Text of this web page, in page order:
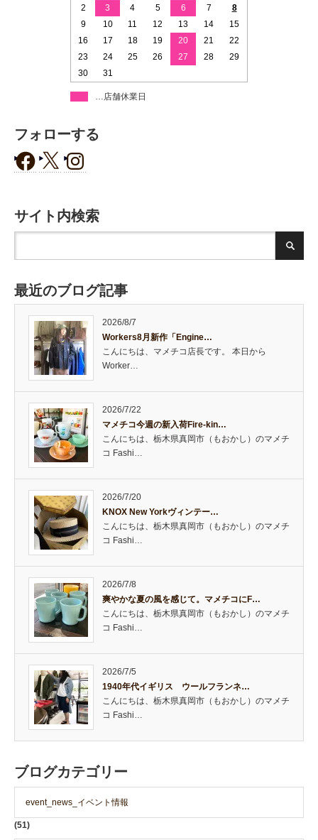
2
3 4 5 6 7
8
9
10 11 12 13 14
15
16
17 18 19 20 21
22
23
24 25 26 27 28
29
30
31
…店舗休業日
フォローする
サイト内検索
最近のブログ記事
2026/8/7
Workers8月新作「Engine…
こんにちは、マメチコ店長です。 本日から
Worker…
2026/7/22
マメチコ今週の新入荷Fire-kin…
こんにちは、栃木県真岡市（もおかし）のマメチ
コ Fashi…
2026/7/20
KNOX New Yorkヴィンテー…
こんにちは、栃木県真岡市（もおかし）のマメチ
コ Fashi…
2026/7/8
爽やかな夏の風を感じて。マメチコにF…
こんにちは、栃木県真岡市（もおかし）のマメチ
コ Fashi…
2026/7/5
1940年代イギリス ウールフランネ…
こんにちは、栃木県真岡市（もおかし）のマメチ
コ Fashi…
ブログカテゴリー
event_news_イベント情報
(51)